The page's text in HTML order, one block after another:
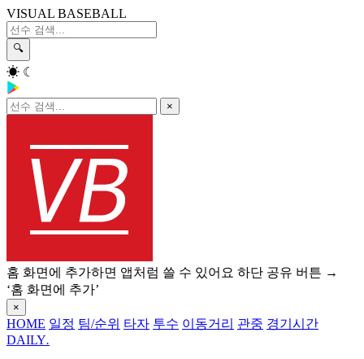
VISUAL BASEBALL
🔍
☀ ☾
×
홈 화면에 추가하면 앱처럼 쓸 수 있어요 하단 공유 버튼 →
‘홈 화면에 추가’
×
HOME 일정 팀/순위 타자 투수 이동거리 관중 경기시간
DAILY.